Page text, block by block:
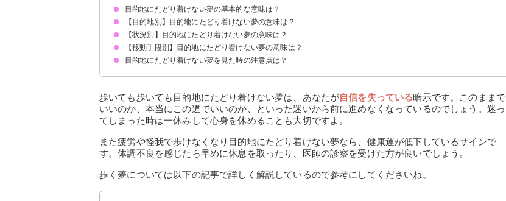
目的地にたどり着けない夢の基本的な意味は？
不安や迷いの暗示
よく見る場合は自信がなくなっている暗示
状況によって意味が決まる
【目的地別】目的地にたどり着けない夢の意味は？
学校にたどり着けない夢【警告夢】
教室にたどり着けない夢【警告夢】
職場にたどり着けない夢【警告夢】
面接会場にたどり着けない夢【警告夢】
駅にたどり着けない夢【警告夢】
空港にたどり着けない夢【警告夢】
家にたどり着けない夢【警告夢】
ホテルにたどり着けない夢【警告夢】
待ち合わせ場所にたどり着けない夢【警告夢】
デートの待ち合わせ場所にたどり着けない夢【警告夢】
病院にたどり着けない夢【警告夢】
トイレにたどり着けない夢【警告夢】
避難場所にたどり着けない夢【警告夢】
【状況別】目的地にたどり着けない夢の意味は？
道に迷って目的地にたどり着けない夢【警告夢】
なかなか目的地にたどり着けない夢【凶夢】
目的地が分からずにたどり着けない夢【凶夢】
目的地にたどり着けなくて道を聞く夢【警告夢】
目的地にたどり着けなくて焦る夢【警告夢】
【移動手段別】目的地にたどり着けない夢の意味は？
目的地に車でたどり着けない夢【警告夢】
目的地に電車でたどり着けない夢【警告夢】
目的地にバスでたどり着けない夢【警告夢】
目的地にタクシーでたどり着けない夢【警告夢】
目的地に自転車でたどり着けない夢【警告夢】
目的階にエレベーターでたどり着けない夢【警告夢】
目的地に歩いてたどり着けない夢【警告夢】
目的地にたどり着けない夢を見た時の注意点は？
歩いても歩いても目的地にたどり着けない夢は、あなたが自信を失っている暗示です。このままで
いいのか、本当にこの道でいいのか、といった迷いから前に進めなくなっているのでしょう。迷っ
てしまった時は一休みして心身を休めることも大切ですよ。
また疲労や怪我で歩けなくなり目的地にたどり着けない夢なら、健康運が低下しているサインで
す。体調不良を感じたら早めに休息を取ったり、医師の診察を受けた方が良いでしょう。
歩く夢については以下の記事で詳しく解説しているので参考にしてくださいね。